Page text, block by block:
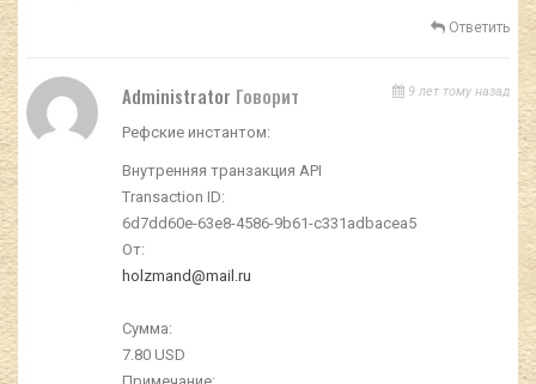
Ответить
Administrator Говорит 9 лет тому назад
Рефские инстантом:
Внутренняя транзакция API
Transaction ID:
6d7dd60e-63e8-4586-9b61-c331adbacea5
От:
holzmand@mail.ru
Сумма:
7.80 USD